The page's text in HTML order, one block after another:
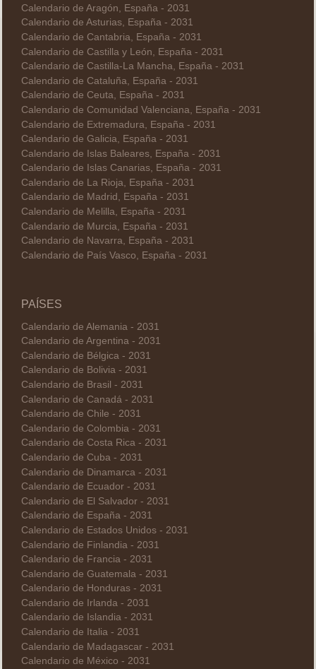
Calendario de Aragón, España - 2031
Calendario de Asturias, España - 2031
Calendario de Cantabria, España - 2031
Calendario de Castilla y León, España - 2031
Calendario de Castilla-La Mancha, España - 2031
Calendario de Cataluña, España - 2031
Calendario de Ceuta, España - 2031
Calendario de Comunidad Valenciana, España - 2031
Calendario de Extremadura, España - 2031
Calendario de Galicia, España - 2031
Calendario de Islas Baleares, España - 2031
Calendario de Islas Canarias, España - 2031
Calendario de La Rioja, España - 2031
Calendario de Madrid, España - 2031
Calendario de Melilla, España - 2031
Calendario de Murcia, España - 2031
Calendario de Navarra, España - 2031
Calendario de País Vasco, España - 2031
PAÍSES
Calendario de Alemania - 2031
Calendario de Argentina - 2031
Calendario de Bélgica - 2031
Calendario de Bolivia - 2031
Calendario de Brasil - 2031
Calendario de Canadá - 2031
Calendario de Chile - 2031
Calendario de Colombia - 2031
Calendario de Costa Rica - 2031
Calendario de Cuba - 2031
Calendario de Dinamarca - 2031
Calendario de Ecuador - 2031
Calendario de El Salvador - 2031
Calendario de España - 2031
Calendario de Estados Unidos - 2031
Calendario de Finlandia - 2031
Calendario de Francia - 2031
Calendario de Guatemala - 2031
Calendario de Honduras - 2031
Calendario de Irlanda - 2031
Calendario de Islandia - 2031
Calendario de Italia - 2031
Calendario de Madagascar - 2031
Calendario de México - 2031